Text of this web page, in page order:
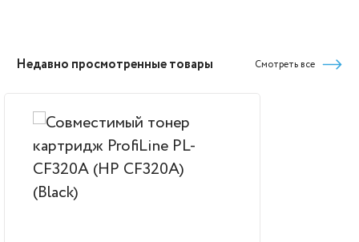
Недавно просмотренные товары Смотреть все